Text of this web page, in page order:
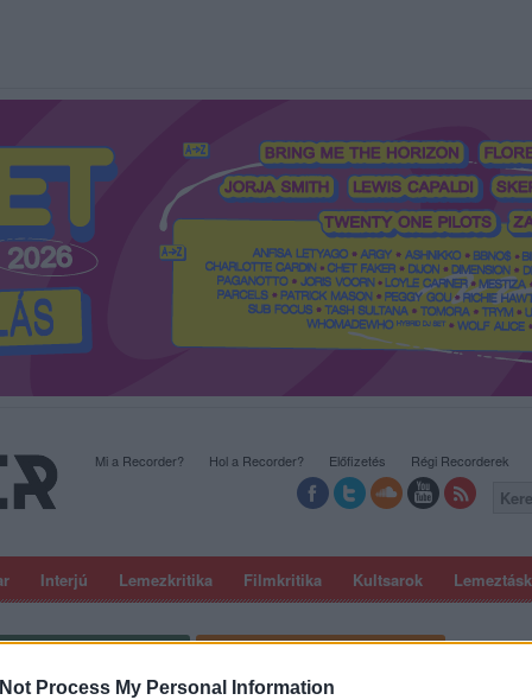
Process My Personal Information
Interjú Lemezkritika Filmkritika Kultsarok
Mi a Recorder? Hol a Recorder? Előfizetés Régi Recorderek
PODCASTJAI ITT!
FRISS MAGYAR ZENÉK HETENTE!
HAZAI LEMEZEK.
HÁTTÉRBEN IS KÖZÉPPONTBAN.